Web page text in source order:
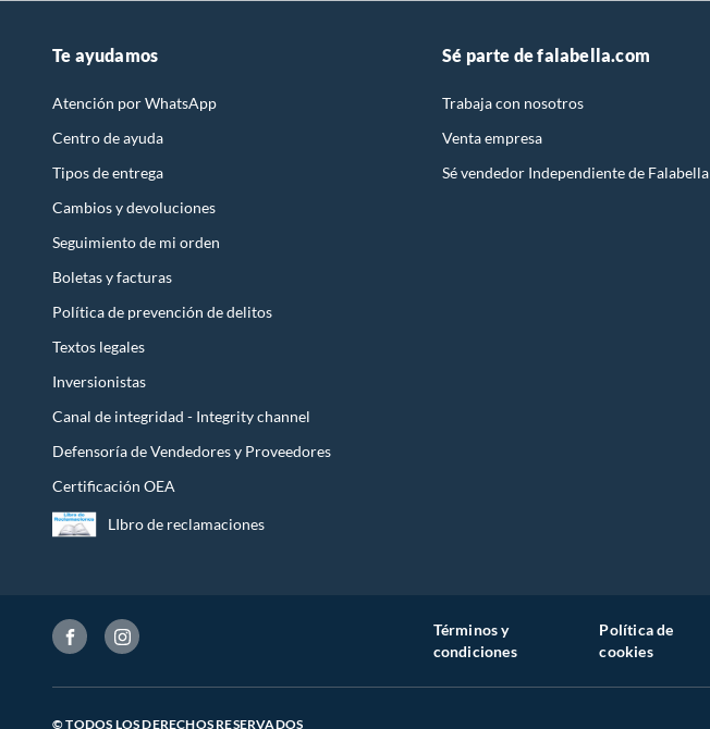
Te ayudamos
Atención por WhatsApp
Centro de ayuda
Tipos de entrega
Cambios y devoluciones
Seguimiento de mi orden
Boletas y facturas
Política de prevención de delitos
Textos legales
Inversionistas
Canal de integridad - Integrity channel
Defensoría de Vendedores y Proveedores
Certificación OEA
LIbro de reclamaciones
Sé parte de falabella.com
Trabaja con nosotros
Venta empresa
Sé vendedor Independiente de Falabella
Términos y
condiciones
Política de
cookies
© TODOS LOS DERECHOS RESERVADOS